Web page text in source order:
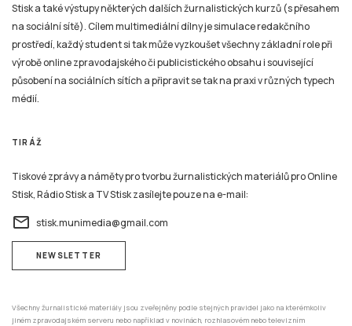
Stisk a také výstupy některých dalších žurnalistických kurzů (s přesahem
na sociální sítě). Cílem multimediální dílny je simulace redakčního
prostředí, každý student si tak může vyzkoušet všechny základní role při
výrobě online zpravodajského či publicistického obsahu i související
působení na sociálních sítích a připravit se tak na praxi v různých typech
médií.
TIRÁŽ
Tiskové zprávy a náměty pro tvorbu žurnalistických materiálů pro Online
Stisk, Rádio Stisk a TV Stisk zasílejte pouze na e-mail:
email stisk.munimedia@gmail.com
NEWSLETTER
Všechny žurnalistické materiály jsou zveřejněny podle stejných pravidel jako na kterémkoliv
jiném zpravodajském serveru nebo například v novinách, rozhlasovém nebo televizním